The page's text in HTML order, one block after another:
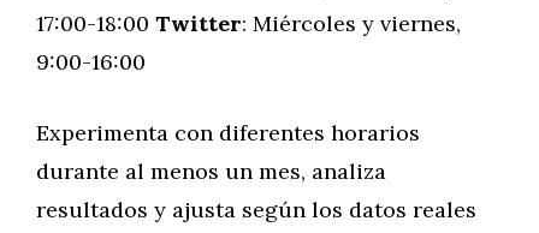
17:00-18:00 Twitter: Miércoles y viernes,
9:00-16:00
Experimenta con diferentes horarios
durante al menos un mes, analiza
resultados y ajusta según los datos reales